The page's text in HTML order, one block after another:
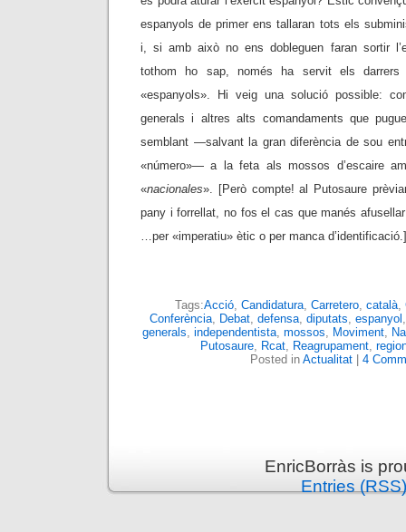
espanyols de primer ens tallaran tots els
i, si amb això no ens dobleguen faran sortir
tothom ho sap, només ha servit els
«espanyols». Hi veig una solució possible:
generals i altres alts comandaments que
semblant —salvant la gran diferència de sou
«número»—a la feta als mossos d’escaire
«nacionales». [Però compte! al Putosaure
pany i forrellat, no fos el cas que manés
…per «imperatiu» ètic o per manca d’identificació.]
Tags:Acció, Candidatura, Carretero, català,
Conferència, Debat, defensa, diputats, espanyol
generals, independentista, mossos, Moviment,
Putosaure, Rcat, Reagrupament,
Posted in Actualitat| 4
EnricBorràs is
Entries (RSS)